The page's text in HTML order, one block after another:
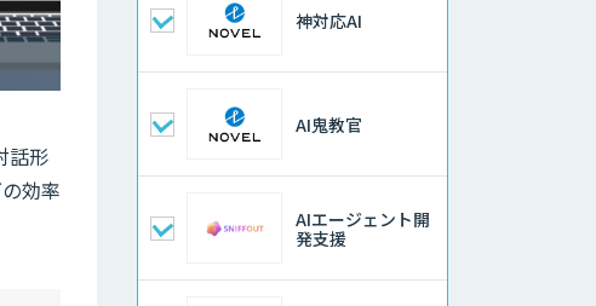
話形
効率
神対応AI
AI鬼教官
AIエージェント開
発支援